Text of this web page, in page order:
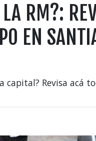
RM?:
EN
Revisa acá